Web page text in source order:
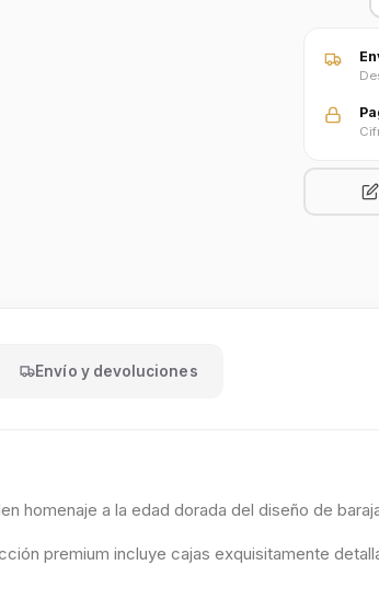
Envío y devoluciones
homenaje a la edad dorada del diseño de
premium incluye cajas exquisitamente